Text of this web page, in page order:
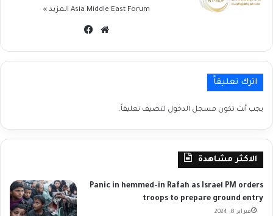
Asia Middle East Forum المزيد »
موقع
اترك تعليقاً
يجب أنت تكون مسجل الدخول لتضيف تعليقاً.
الاكثر مشاهدة
Panic in hemmed-in Rafah as Israel PM orders
troops to prepare ground entry
فبراير 8, 2024